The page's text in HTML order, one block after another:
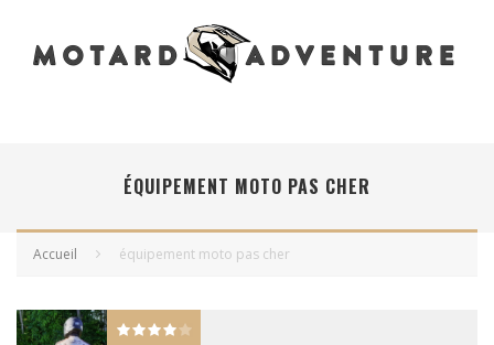
ÉQUIPEMENT MOTO PAS CHER
Accueil équipement moto pas cher